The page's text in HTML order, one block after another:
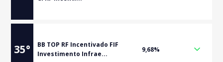
35°
BB TOP RF Incentivado FIF
Investimento Infrae...
9,68%